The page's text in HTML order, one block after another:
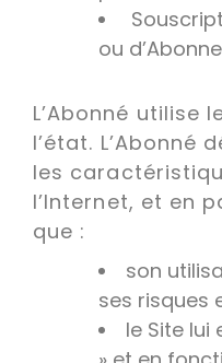
ou
L’Abonné utilise
l’état. L’Abonné
les
l’Internet, et en
que :
son
ses risques
le Site lui